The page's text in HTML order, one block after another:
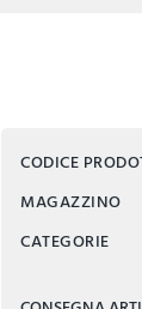
CODICE
MAGAZZINO
CATEGORIE